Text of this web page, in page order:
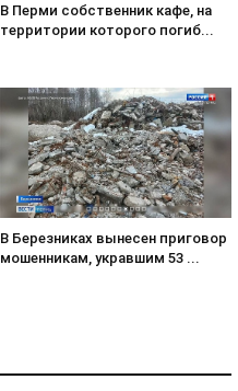
В Перми собственник кафе, на
территории которого погиб...
В Березниках вынесен приговор
мошенникам, укравшим 53 ...